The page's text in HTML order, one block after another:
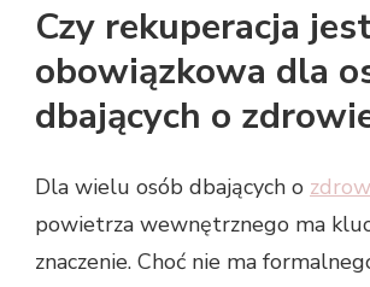
Czy rekuperacja
obowiązkowa dla
dbających o
Dla wielu osób dbających o
powietrza wewnętrznego ma
znaczenie. Choć nie ma